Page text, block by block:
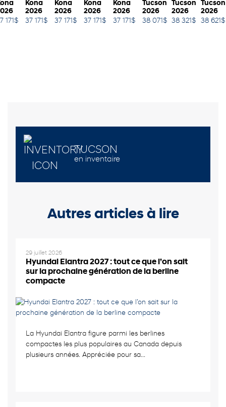
171$
Kona
2026
37 171$
Kona
2026
37 171$
Kona
2026
37 171$
Kona
2026
37 171$
Tucson
2026
38 071$
Tucson
2026
38 321$
Tucson
2026
38 621$
TUCSON
en inventaire
Autres articles à lire
29 juillet 2026
Hyundai Elantra 2027 : tout ce que l’on sait
sur la prochaine génération de la berline
compacte
La Hyundai Elantra figure parmi les berlines
compactes les plus populaires au Canada depuis
plusieurs années. Appréciée pour sa...